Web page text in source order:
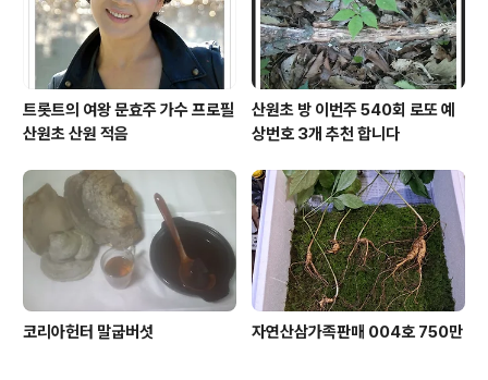
트롯트의 여왕 문효주 가수 프로필
산원초 산원 적음
산원초 방 이번주 540회 로또 예
상번호 3개 추천 합니다
코리아헌터 말굽버섯 자연산삼가족판매 004호 750만